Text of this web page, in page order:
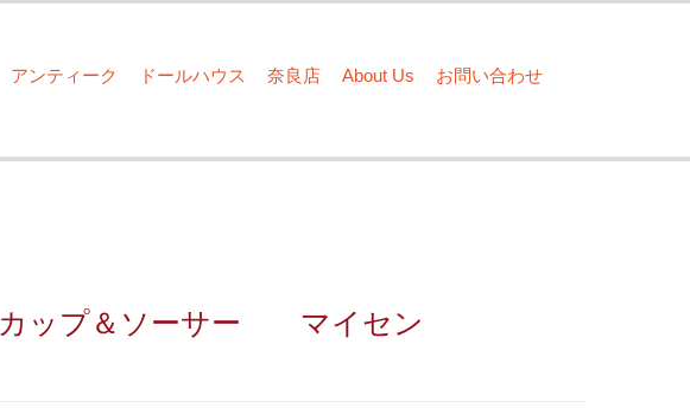
アンティーク ドールハウス 奈良店 About Us お問い合わせ
カップ＆ソーサー マイセン